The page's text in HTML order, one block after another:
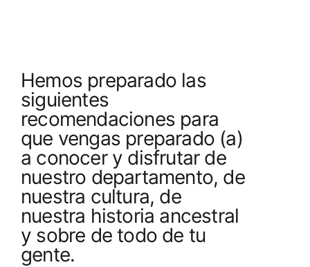
Hemos preparado las
siguientes
recomendaciones para
que vengas preparado (a)
a conocer y disfrutar de
nuestro departamento, de
nuestra cultura, de
nuestra historia ancestral
y sobre de todo de tu
gente.